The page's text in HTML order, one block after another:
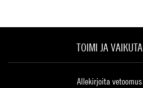
TOIMI JA VAIKUTA
Allekirjoita vetoomus